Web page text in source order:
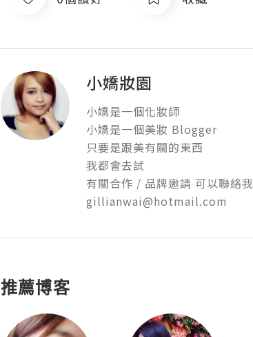
小嬌妝園
小嬌是一個化妝師
小嬌是一個美妝 Blogger
只要是跟美有關的東西
我都會去試
有關合作 / 品牌邀請 可以聯絡我
gillianwai@hotmail.com
推薦博客